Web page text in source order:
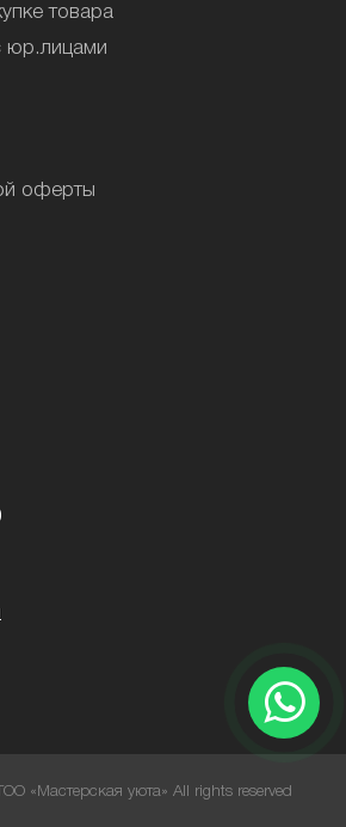
товара
юр.лицами
оферты
«Мастерская уюта» All rights reserved